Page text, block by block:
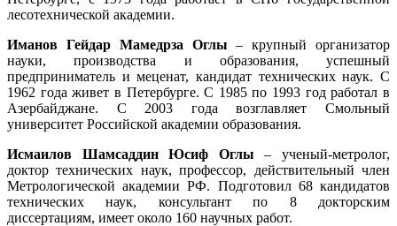
лесотехнической академии.
Иманов Гейдар Мамедрза Оглы – крупный организатор
науки, производства и образования, успешный
предприниматель и меценат, кандидат технических наук. С
1962 года живет в Петербурге. С 1985 по 1993 год работал в
Азербайджане. С 2003 года возглавляет Смольный
университет Российской академии образования.
Исмаилов Шамсаддин Юсиф Оглы – ученый-метролог,
доктор технических наук, профессор, действительный член
Метрологической академии РФ. Подготовил 68 кандидатов
технических наук, консультант по 8 докторским
диссертациям, имеет около 160 научных работ.